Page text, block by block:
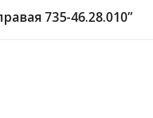
735-46.28.010”